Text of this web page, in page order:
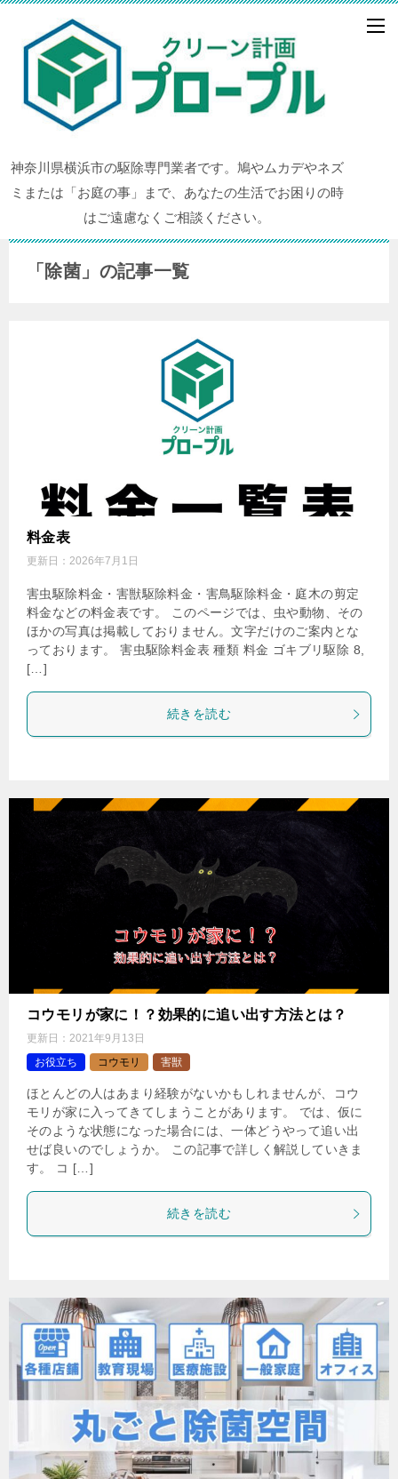
神奈川県横浜市の駆除専門業者です。鳩やムカデやネズ
ミまたは「お庭の事」まで、あなたの生活でお困りの時
はご遠慮なくご相談ください。
「除菌」の記事一覧
料金表
更新日： 2026年7月1日
害虫駆除料金・害獣駆除料金・害鳥駆除料金・庭木の剪定
料金などの料金表です。 このページでは、虫や動物、その
ほかの写真は掲載しておりません。文字だけのご案内とな
っております。 害虫駆除料金表 種類 料金 ゴキブリ駆除 8,
[…]
続きを読む
コウモリが家に！？効果的に追い出す方法とは？
更新日： 2021年9月13日
お役立ち
コウモリ 害獣
ほとんどの人はあまり経験がないかもしれませんが、コウ
モリが家に入ってきてしまうことがあります。 では、仮に
そのような状態になった場合には、一体どうやって追い出
せば良いのでしょうか。 この記事で詳しく解説していきま
す。 コ […]
続きを読む